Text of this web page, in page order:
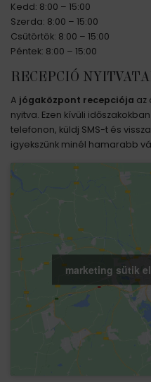
Kedd: 8:00 – 15:00
Szerda: 8:00 – 15:00
Csütörtök: 8:00 – 15:00
Péntek: 8:00 – 15:00
RECEPCIÓ
A jógaközpont recepciója az
nyitva. Ezen kívüli
telefonon, küldj SMS-t és
igyekszünk minél hamarabb
marketing sütik